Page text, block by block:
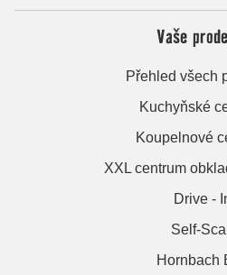
Vaše
Přehled všech
Kuchyňské
Koupelnové
XXL centrum
Drive -
Self-
Hornbach